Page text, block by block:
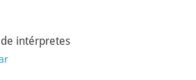
intérpretes